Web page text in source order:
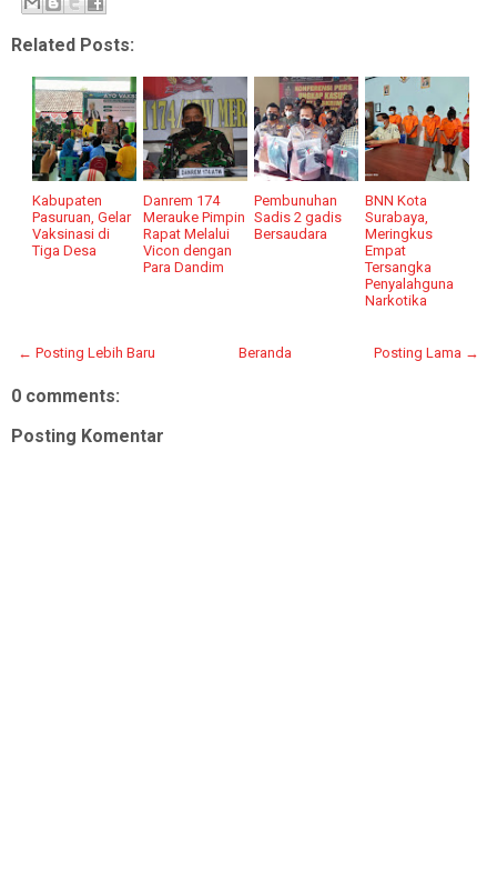
Related Posts:
Kabupaten
Pasuruan, Gelar
Vaksinasi di
Tiga Desa
Danrem 174
Merauke Pimpin
Rapat Melalui
Vicon dengan
Para Dandim
Pembunuhan
Sadis 2 gadis
Bersaudara
BNN Kota
Surabaya,
Meringkus
Empat
Tersangka
Penyalahguna
Narkotika
← Posting Lebih Baru Posting Lama →
Beranda
0 comments:
Posting Komentar